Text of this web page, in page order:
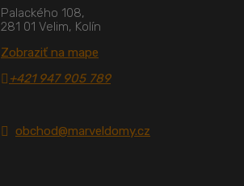
Palackého 108,
281 01 Velim, Kolín
Zobraziť na mape
+421 947 905 789
obchod@marveldomy.cz